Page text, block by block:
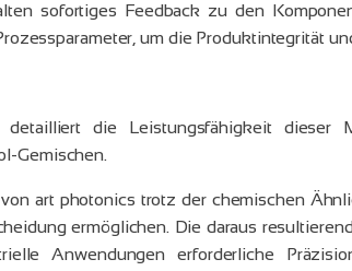
sofortiges Feedback zu den
um die Produktintegrität
die Leistungsfähigkeit dieser
Gemischen.
art photonics trotz der chemischen
ermöglichen. Die daraus
Anwendungen erforderliche